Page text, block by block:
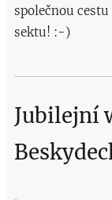
společnou
sektu! :-)
Jubilejní